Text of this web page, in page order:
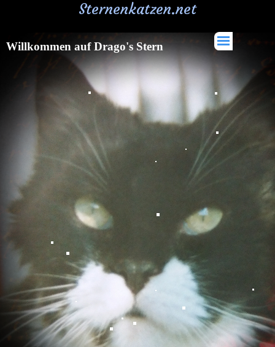
Sternenkatzen.net
Willkommen auf Drago's Stern